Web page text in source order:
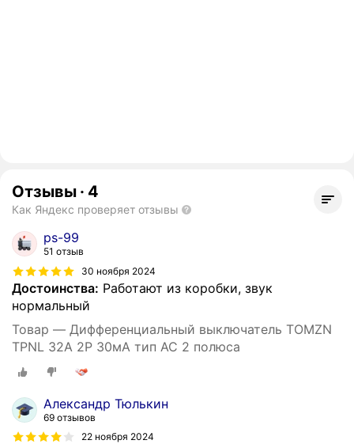
Отзывы · 4
Как Яндекс проверяет отзывы
ps-99
51 отзыв
30 ноября 2024
Достоинства: Работают из коробки, звук
нормальный
Товар — Дифференциальный выключатель TOMZN
TPNL 32А 2Р 30мА тип АС 2 полюса
Александр Тюлькин
69 отзывов
22 ноября 2024